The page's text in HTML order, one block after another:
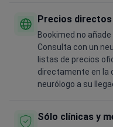
Precios directos
Bookimed no
Consulta con un
listas de precios
directamente en la
neurólogo a su
Sólo clínicas y